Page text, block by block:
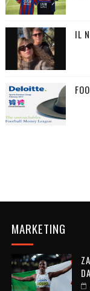
IL
MARKETING